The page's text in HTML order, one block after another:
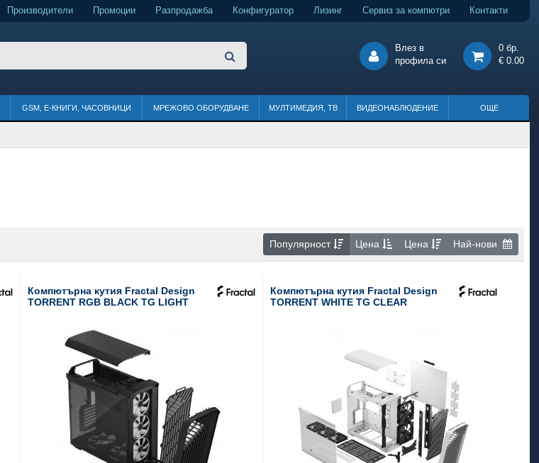
Производители Промоции Разпродажба Конфигуратор Лизинг Сервиз за компютри Контакти
Влез в
профила си
0 бр.
€ 0.00
GSM, Е-КНИГИ, ЧАСОВНИЦИ МРЕЖОВО ОБОРУДВАНЕ МУЛТИМЕДИЯ, ТВ ВИДЕОНАБЛЮДЕНИЕ ОЩЕ
Популярност Цена Цена Най-нови
Компютърна кутия Fractal Design
TORRENT RGB BLACK TG LIGHT
Компютърна кутия Fractal Design
TORRENT WHITE TG CLEAR